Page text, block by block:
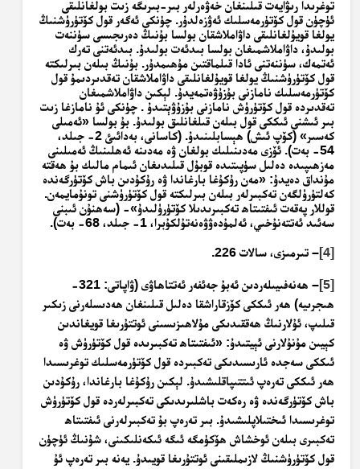
توغرىدا رىۋايەت قىلىنغان خەۋەرلەر بىر-بىرىگە زىت بولغانلىقى
ئۈچۈن قول كۆتۈرمەسلىك ئەۋزەلدۇر. چۈنكى ئەگەر قول كۆتۈرۈشنىڭ
يولغا قويۇلغانلىقى داۋاملاشقان بولسا بۇنىڭ دەرىجىسى سۈننەت
بولىدۇ، داۋاملاشمىغان بولسا بىدئەت بولىدۇ. بىدئەتنى تەرك
ئەتمەك، سۈننەتنى ئادا قىلماقتىن مۇھىمدۇر. بۇنىڭ بىلەن بىرلىكتە
قول كۆتۈرۈشنىڭ يولغا قويۇلغانلىقى داۋاملاشقان تەقدىردىمۇ قول
كۆتۈرمەسلىك نامازنى بۇزۇۋەتمەيدۇ. لېكىن داۋاملاشمىغان
تەقدىردە قول كۆتۈرۈش نامازنىبۇزۇۋېتىدۇ . چۈنكى ئۇ نامازغا زىت
بىر ئىشنى ئىككى قول بىلەن قىلغانلىق بولىدۇ. بۇ بولسا «ئەمىلى
كەسىر» (كۆپ ئىش) ھېسابلىنىدۇ. (كاسانى،بەدائىئ
2- جىلد،
54- بەت).
ئۆزى مەدىنىلىك بولغان ۋە مەدىنە ئەھلىنىڭ ئەمىلىنى
مەزھىپىدە دەلىل سۈپىتىدە قوبۇل قىلىدىغان ئىمام مالىك بۇ ھەقتە
مۇنداق دەيدۇ: «مەن رۇكۇغا بارغاندا ۋە رۇكۇدىن باش كۆتۈرگەندە
كەلتۈرۈلگەن تەكبىرلەر بىلەن بىرلىكتە قول كۆتۈرۈشنى تونۇمايمەن.
قوللار پەقەت ئىفتىتاھ تەكبىرىدىلا كۆتۈرۈلىدۇ»- (سەھنۇن ئىبنى
سەئىد ئەتتەنۇخىي، ئەلمۇدەۋۋەنەتۇلكۇبرا، 1- جىلد، 68- بەت).
[4]– تىرمىزى، سالات 226.
[5]
– ھەنەفىيىلەردىن ئەبۇ جەئفەر ئەتتاھاۋى (ۋاپاتى: 321-
ھىجرىيە) ھەر ئىككى كۆزقاراشقا دەلىل قىلىنغان ھەدىسلەرنى زىكىر
قىلىپ، ئۇلارنىڭ ھەققىدىكى مۇلاھىزىسىنى ئوتتۇرىغا قويغاندىن
كېيىن مۇنۇلارنى ئېيتىدۇ: «ئىفتىتاھ تەكبىرىدە قول كۆتۈرۈش ۋە
ئىككى سەجدە ئارىسىدىكى تەكبىردە قول كۆتۈرمەسلىك توغرىسىدا
ھەر ئىككى تەرەپ ئىتتىپاقلىشىدۇ. لېكىن رۇكۇغا بارغاندا، رۇكۇدىن
باش كۆتۈرگەندە ۋە رەكەت باشلىرىدىكى تەكبىرلەردە قول كۆتۈرۈش
توغرىسىدا ئىختىلاپلىشىدۇ. بىر تەرەپ بۇ تەكبىرلەرنى ئىفتىتاھ
تەكبىرى بىلەن ئوخشاش ھۆكۈمگە ئىگە ئىكەنلىكىنى، شۇنىڭ ئۈچۈن
قول كۆتۈرۈشنىڭ لازىملىقىنى ئوتتۇرىغا قويىدۇ. يەنە بىر تەرەپ ئۇ